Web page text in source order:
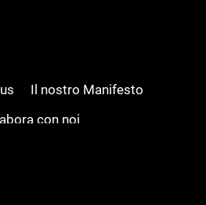
Il nostro Manifesto
con noi